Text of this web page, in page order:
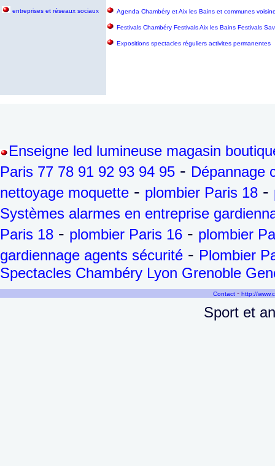
entreprises et réseaux sociaux Agenda Chambéry et Aix les Bains et communes
Festivals Chambéry Festivals Aix les Bains Festivals
Expositions spectacles réguliers activites permanentes
Enseigne led lumineuse magasin
Paris 77 78 91 92 93 94 95 - Dépannage
nettoyage moquette - plombier Paris 18 -
Systèmes alarmes en entreprise
Paris 18 - plombier Paris 16 - plombier
gardiennage agents sécurité - Plombier
Spectacles Chambéry Lyon Grenoble
Contact - http://
Sport et